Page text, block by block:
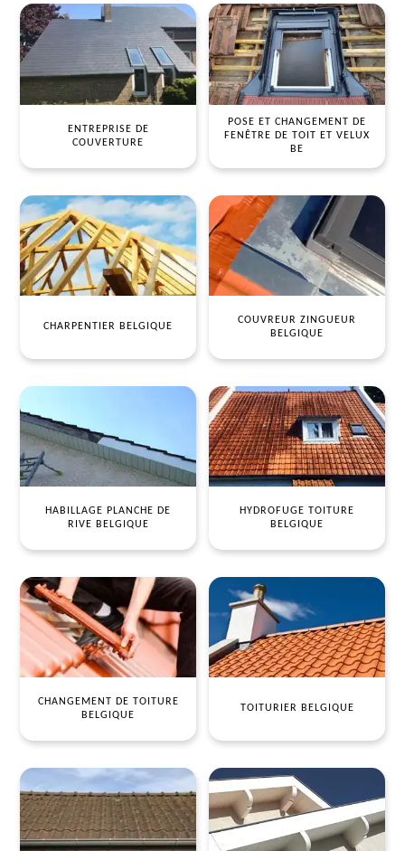
ENTREPRISE DE
COUVERTURE
POSE ET CHANGEMENT DE
FENÊTRE DE TOIT ET VELUX
BE
CHARPENTIER BELGIQUE
COUVREUR ZINGUEUR
BELGIQUE
HABILLAGE PLANCHE DE
RIVE BELGIQUE
HYDROFUGE TOITURE
BELGIQUE
CHANGEMENT DE TOITURE
BELGIQUE
TOITURIER BELGIQUE